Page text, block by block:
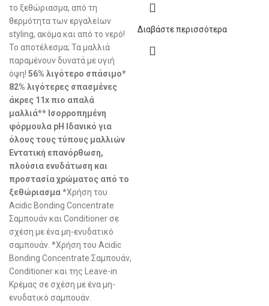
το ξεθώριασμα, από τη
θερμότητα των εργαλείων
styling, ακόμα και από το νερό!
Το αποτέλεσμα; Τα μαλλιά
παραμένουν δυνατά με υγιή
όψη! 56% λιγότερο σπάσιμο*
82% λιγότερες σπασμένες
άκρες 11x πιο απαλά
μαλλιά** Ισορροπημένη
φόρμουλα pH Ιδανικό για
όλους τους τύπους μαλλιών
Εντατική επανόρθωση,
πλούσια ενυδάτωση και
προστασία χρώματος από το
ξεθώριασμα*Χρήση του
Acidic Bonding Concentrate
Σαμπουάν και Conditioner σε
σχέση με ένα μη-ενυδατικό
σαμπουάν. *Χρήση του Acidic
Bonding Concentrate Σαμπουάν,
Conditioner και της Leave-in
Κρέμας σε σχέση με ένα μη-
ενυδατικό σαμπουάν.
Διαβάστε περισσότερα